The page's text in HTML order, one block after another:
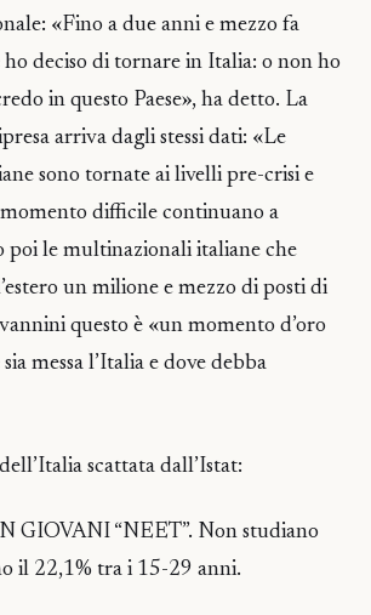
«Fino a due anni e mezzo fa
ho deciso di tornare in Italia: o non ho
in questo Paese», ha detto. La
arriva dagli stessi dati: «Le
sono tornate ai livelli pre-crisi e
difficile continuano a
poi le multinazionali italiane che
un milione e mezzo di posti di
questo è «un momento d’oro
messa l’Italia e dove debba
scattata dall’Istat:
GIOVANI “NEET”. Non studiano
il 22,1% tra i 15-29 anni.